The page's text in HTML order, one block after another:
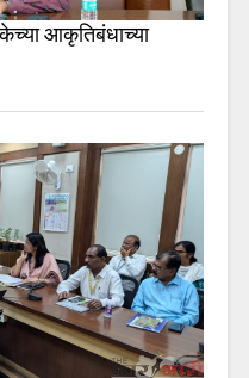
आकृतिबंधाच्या